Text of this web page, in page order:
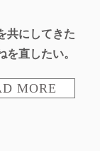
共にしてきた
直したい。
MORE